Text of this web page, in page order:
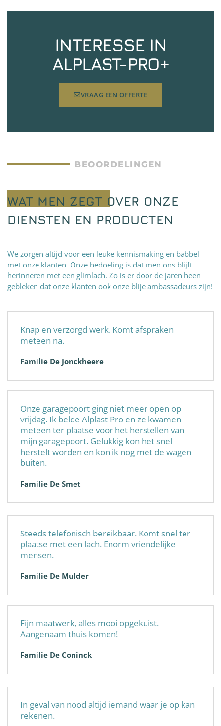
INTERESSE IN
ALPLAST-PRO+
VRAAG EEN OFFERTE
BEOORDELINGEN
WAT MEN ZEGT OVER ONZE
DIENSTEN EN PRODUCTEN
We zorgen altijd voor een leuke kennismaking en babbel
met onze klanten. Onze bedoeling is dat men ons blijft
herinneren met een glimlach. Zo is er door de jaren heen
gebleken dat onze klanten ook onze blije ambassadeurs zijn!
Knap en verzorgd werk. Komt afspraken
meteen na.
Familie De Jonckheere
Onze garagepoort ging niet meer open op
vrijdag. Ik belde Alplast-Pro en ze kwamen
meteen ter plaatse voor het herstellen van
mijn garagepoort. Gelukkig kon het snel
herstelt worden en kon ik nog met de wagen
buiten.
Familie De Smet
Steeds telefonisch bereikbaar. Komt snel ter
plaatse met een lach. Enorm vriendelijke
mensen.
Familie De Mulder
Fijn maatwerk, alles mooi opgekuist.
Aangenaam thuis komen!
Familie De Coninck
In geval van nood altijd iemand waar je op kan
rekenen.